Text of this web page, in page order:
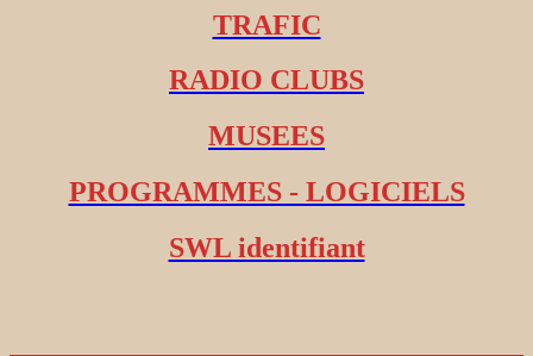
TRAFIC
RADIO CLUBS
MUSEES
PROGRAMMES - LOGICIELS
SWL identifiant